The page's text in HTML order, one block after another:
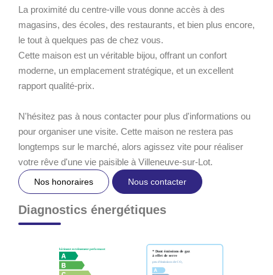
La proximité du centre-ville vous donne accès à des
magasins, des écoles, des restaurants, et bien plus encore,
le tout à quelques pas de chez vous.
Cette maison est un véritable bijou, offrant un confort
moderne, un emplacement stratégique, et un excellent
rapport qualité-prix.
N'hésitez pas à nous contacter pour plus d'informations ou
pour organiser une visite. Cette maison ne restera pas
longtemps sur le marché, alors agissez vite pour réaliser
votre rêve d'une vie paisible à Villeneuve-sur-Lot.
Nos honoraires Nous contacter
Diagnostics énergétiques